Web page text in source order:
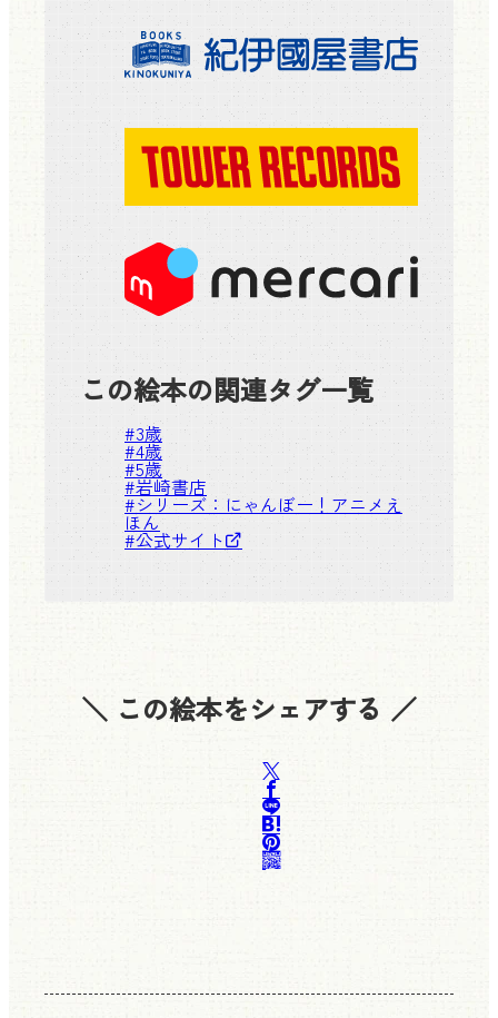
この絵本の関連タグ一覧
#3歳
#4歳
#5歳
#岩崎書店
#シリーズ： にゃんぼー！アニメえ
ほん
#公式サイト
＼ この絵本をシェアする ／